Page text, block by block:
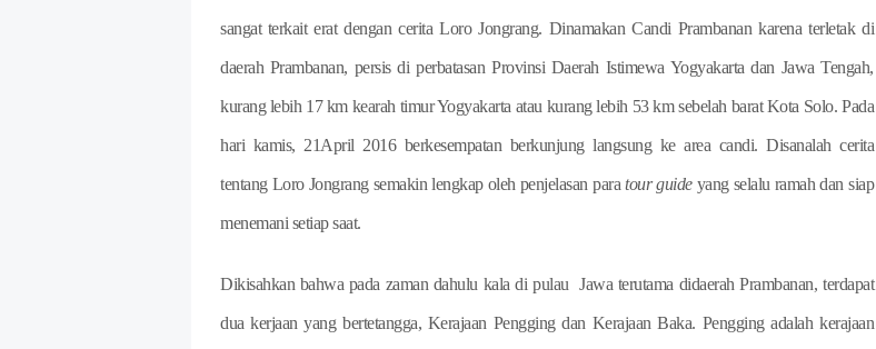
sangat terkait erat dengan cerita Loro Jongrang. Dinamakan Candi Prambanan karena terletak di
daerah Prambanan, persis di perbatasan Provinsi Daerah Istimewa Yogyakarta dan Jawa Tengah,
kurang lebih 17 km kearah timur Yogyakarta atau kurang lebih 53 km sebelah barat Kota Solo. Pada
hari kamis, 21April 2016 berkesempatan berkunjung langsung ke area candi. Disanalah cerita
tentang Loro Jongrang semakin lengkap oleh penjelasan paratour guideyang selalu ramah dan siap
menemani setiap saat.
Dikisahkan bahwa pada zaman dahulu kala di pulau Jawa terutama didaerah Prambanan, terdapat
dua kerjaan yang bertetangga, Kerajaan Pengging dan Kerajaan Baka. Pengging adalah kerajaan